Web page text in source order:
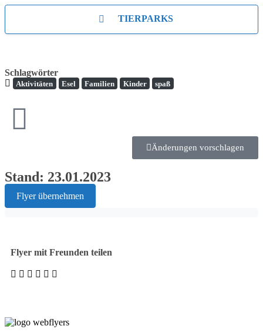
TIERPARKS
Schlagwörter
Aktivitäten Esel Familien Kinder spaß
Änderungen vorschlagen
Stand: 23.01.2023
Flyer übernehmen
Flyer mit Freunden teilen